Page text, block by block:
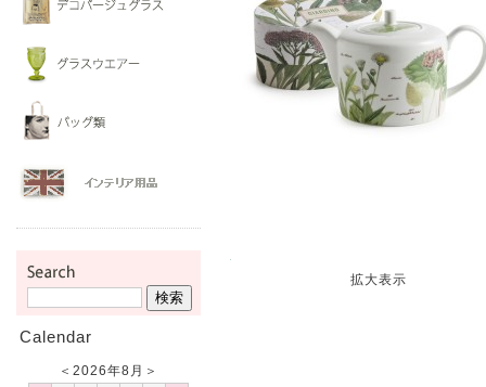
Calendar
＜ 2026年8月 ＞
拡大表示